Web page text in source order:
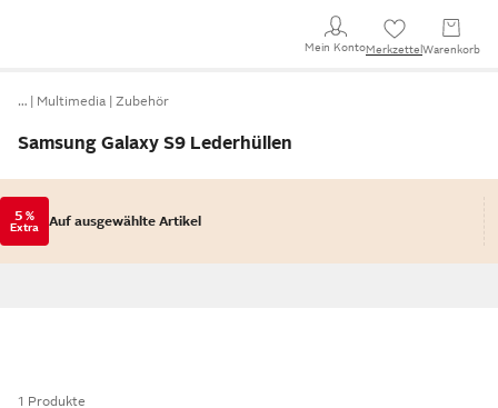
Mein KontoMerkzettel Warenkorb
… Multimedia Zubehör
Samsung Galaxy S9 Lederhüllen
5 %
Extra Auf ausgewählte Artikel
1 Produkte